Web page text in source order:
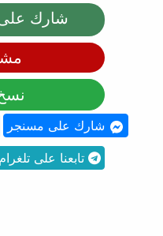
شارك
شارك على مسنجر
تابعنا على تلغرام